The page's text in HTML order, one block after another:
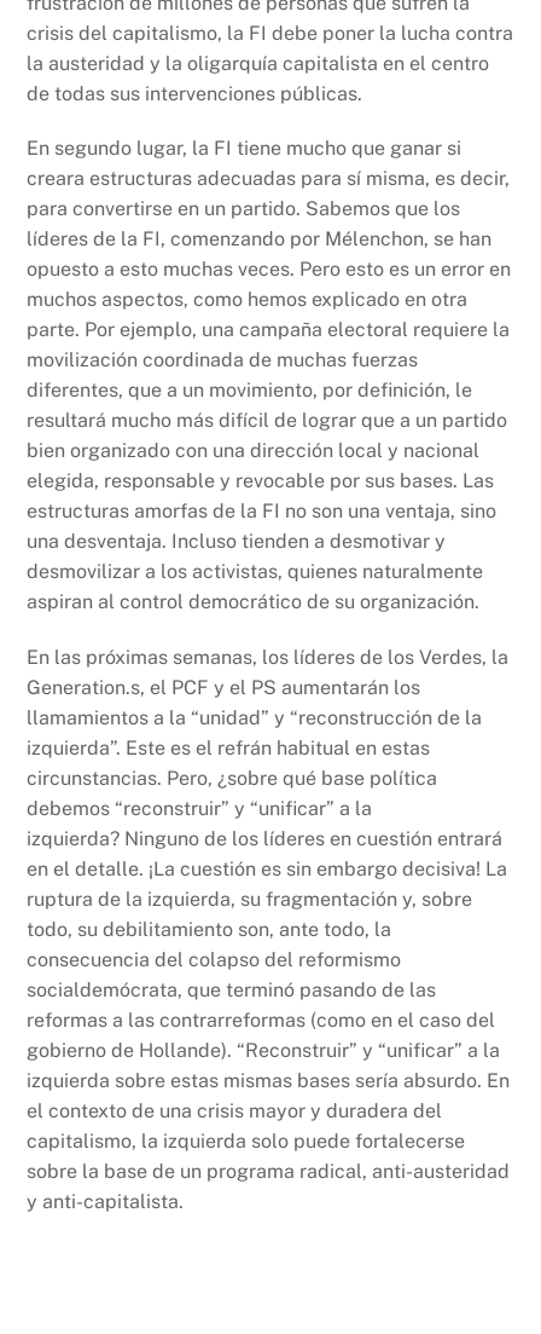
crisis del capitalismo, la FI debe poner la lucha contra
la austeridad y la oligarquía capitalista en el centro
de todas sus intervenciones públicas.
En segundo lugar, la FI tiene mucho que ganar si
creara estructuras adecuadas para sí misma, es decir,
para convertirse en un partido. Sabemos que los
líderes de la FI, comenzando por Mélenchon, se han
opuesto a esto muchas veces. Pero esto es un error en
muchos aspectos, como hemos explicado en otra
parte. Por ejemplo, una campaña electoral requiere la
movilización coordinada de muchas fuerzas
diferentes, que a un movimiento, por definición, le
resultará mucho más difícil de lograr que a un partido
bien organizado con una dirección local y nacional
elegida, responsable y revocable por sus bases. Las
estructuras amorfas de la FI no son una ventaja, sino
una desventaja. Incluso tienden a desmotivar y
desmovilizar a los activistas, quienes naturalmente
aspiran al control democrático de su organización.
En las próximas semanas, los líderes de los Verdes, la
Generation.s, el PCF y el PS aumentarán los
llamamientos a la “unidad” y “reconstrucción de la
izquierda”. Este es el refrán habitual en estas
circunstancias. Pero, ¿sobre qué base política
debemos “reconstruir” y “unificar” a la
izquierda? Ninguno de los líderes en cuestión entrará
en el detalle. ¡La cuestión es sin embargo decisiva! La
ruptura de la izquierda, su fragmentación y, sobre
todo, su debilitamiento son, ante todo, la
consecuencia del colapso del reformismo
socialdemócrata, que terminó pasando de las
reformas a las contrarreformas (como en el caso del
gobierno de Hollande). “Reconstruir” y “unificar” a la
izquierda sobre estas mismas bases sería absurdo. En
el contexto de una crisis mayor y duradera del
capitalismo, la izquierda solo puede fortalecerse
sobre la base de un programa radical, anti-austeridad
y anti-capitalista.